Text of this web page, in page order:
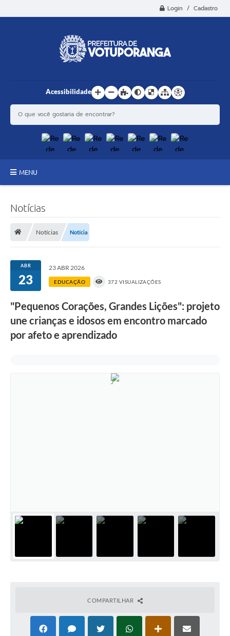
Login / Cadastro
Acessibilidade
MENU
A História
Notícias
Diário Oficial
Prestação de Contas
Audiências Públicas
Links
Agenda
Notícias
Notícias Notícia
ABR
23
23 ABR 2026
EDUCAÇÃO 372 VISUALIZAÇÕES
"Pequenos Corações, Grandes Lições": projeto
une crianças e idosos em encontro marcado
por afeto e aprendizado
COMPARTILHAR